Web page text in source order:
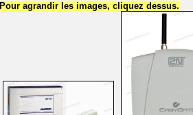
Pour agrandir les images, cliquez dessus.